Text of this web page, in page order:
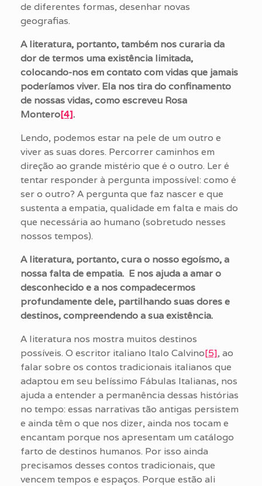
de diferentes formas, desenhar novas
geografias.
A literatura, portanto, também nos curaria da
dor de termos uma existência limitada,
colocando-nos em contato com vidas que jamais
poderíamos viver. Ela nos tira do confinamento
de nossas vidas, como escreveu Rosa
Montero[4].
Lendo, podemos estar na pele de um outro e
viver as suas dores. Percorrer caminhos em
direção ao grande mistério que é o outro. Ler é
tentar responder à pergunta impossível: como é
ser o outro? A pergunta que faz nascer e que
sustenta a empatia, qualidade em falta e mais do
que necessária ao humano (sobretudo nesses
nossos tempos).
A literatura, portanto, cura o nosso egoísmo, a
nossa falta de empatia. E nos ajuda a amar o
desconhecido e a nos compadecermos
profundamente dele, partilhando suas dores e
destinos, compreendendo a sua existência.
A literatura nos mostra muitos destinos
possíveis. O escritor italiano Italo Calvino[5], ao
falar sobre os contos tradicionais italianos que
adaptou em seu belíssimo Fábulas Italianas, nos
ajuda a entender a permanência dessas histórias
no tempo: essas narrativas tão antigas persistem
e ainda têm o que nos dizer, ainda nos tocam e
encantam porque nos apresentam um catálogo
farto de destinos humanos. Por isso ainda
precisamos desses contos tradicionais, que
vencem tempos e espaços. Porque estão ali